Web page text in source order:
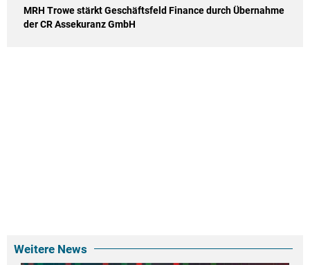
MRH Trowe stärkt Geschäftsfeld Finance durch Übernahme
der CR Assekuranz GmbH
Weitere News